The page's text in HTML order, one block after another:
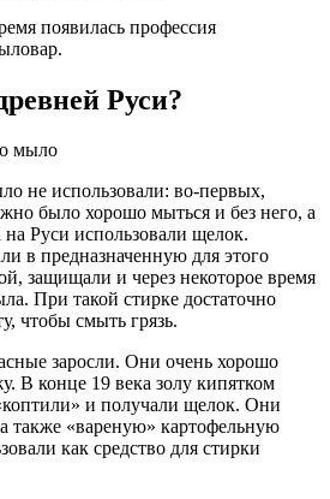
появилась профессия
Руси?
не использовали: во-первых,
было хорошо мыться и без него, а
Руси использовали щелок.
в предназначенную для этого
защищали и через некоторое время
При такой стирке достаточно
чтобы смыть грязь.
заросли. Они очень хорошо
В конце 19 века золу кипятком
и получали щелок. Они
также «вареную» картофельную
как средство для стирки